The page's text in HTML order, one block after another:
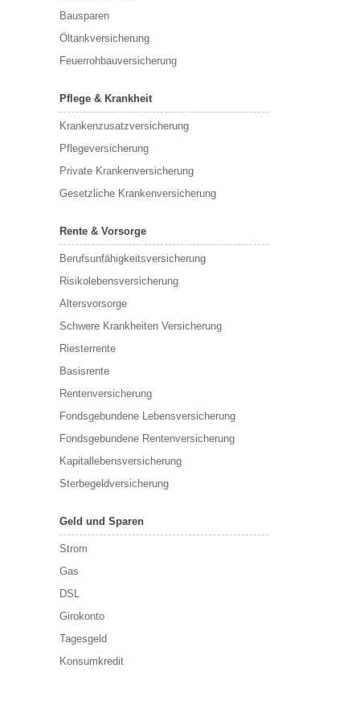
Bausparen
Öltankversicherung
Feuerrohbauversicherung
Pflege & Krankheit
Krankenzusatzversicherung
Pflegeversicherung
Private Krankenversicherung
Gesetzliche Krankenversicherung
Rente & Vorsorge
Berufs­unfähigkeitsversicherung
Risikolebensversicherung
Altersvorsorge
Schwere Krankheiten Versicherung
Riesterrente
Basisrente
Rentenversicherung
Fondsgebundene Lebensversicherung
Fondsgebundene Rentenversicherung
Kapitallebensversicherung
Sterbegeldversicherung
Geld und Sparen
Strom
Gas
DSL
Girokonto
Tagesgeld
Konsumkredit